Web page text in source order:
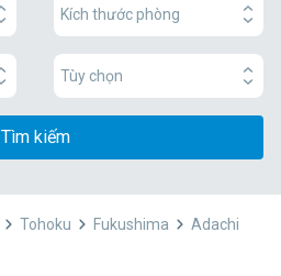
Kích thước phòng
Tùy chọn
Tìm kiếm
Tohoku Fukushima
Adachi